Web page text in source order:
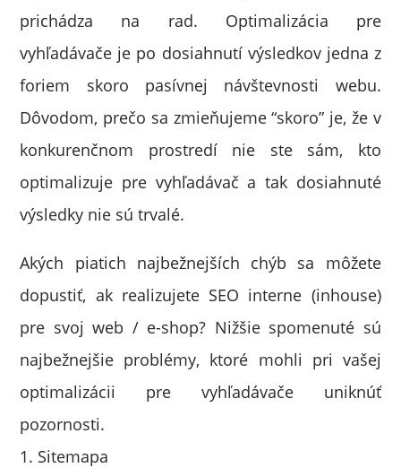
prichádza na rad. Optimalizácia pre
vyhľadávače je po dosiahnutí výsledkov jedna z
foriem skoro pasívnej návštevnosti webu.
Dôvodom, prečo sa zmieňujeme “skoro” je, že v
konkurenčnom prostredí nie ste sám, kto
optimalizuje pre vyhľadávač a tak dosiahnuté
výsledky nie sú trvalé.
Akých piatich najbežnejších chýb sa môžete
dopustiť, ak realizujete SEO interne (inhouse)
pre svoj web / e-shop? Nižšie spomenuté sú
najbežnejšie problémy, ktoré mohli pri vašej
optimalizácii pre vyhľadávače uniknúť
pozornosti.
1. Sitemapa